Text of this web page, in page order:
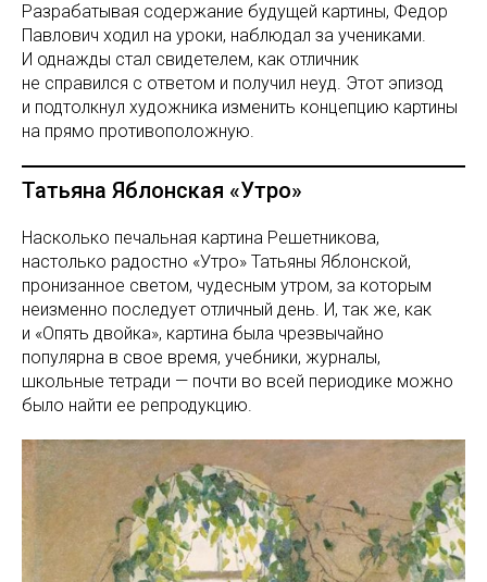
Разрабатывая содержание будущей картины, Федор
Павлович ходил на уроки, наблюдал за учениками.
И однажды стал свидетелем, как отличник
не справился с ответом и получил неуд. Этот эпизод
и подтолкнул художника изменить концепцию картины
на прямо противоположную.
Татьяна Яблонская «Утро»
Насколько печальная картина Решетникова,
настолько радостно «Утро» Татьяны Яблонской,
пронизанное светом, чудесным утром, за которым
неизменно последует отличный день. И, так же, как
и «Опять двойка», картина была чрезвычайно
популярна в свое время, учебники, журналы,
школьные тетради — почти во всей периодике можно
было найти ее репродукцию.